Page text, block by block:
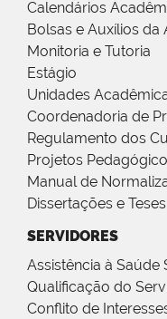
Calendários
Bolsas e Auxílios da
Monitoria e Tutoria
Estágio
Unidades
Coordenadoria de
Regulamento dos
Projetos
Manual de
Dissertações e Teses
SERVIDORES
Assistência à Saúde
Qualificação do
Conflito de